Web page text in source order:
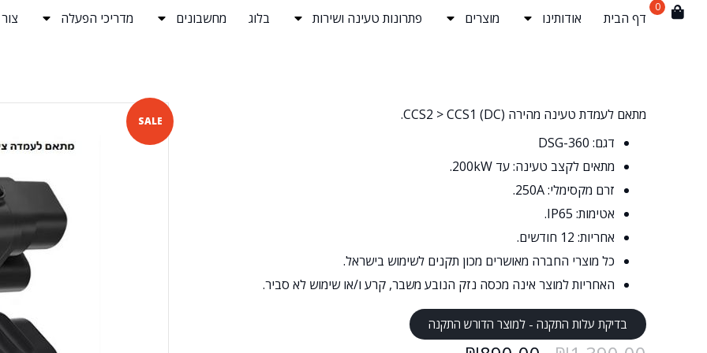
0
דף הבית אודותינו מוצרים פתרונות טעינה ושירות בלוג מחשבונים מדריכי הפעלה
מתאם לעמדת טעינה מהירה (DC) CCS2 > CCS1.
דגם: DSG-360
מתאים לקצב טעינה: עד 200kW.
זרם מקסימלי: 250A.
אטימות: IP65.
אחריות: 12 חודשים.
כל מוצרי החברה מאושרים מכון תקנים לשימוש בישראל.
האחריות למוצר אינה מכסה נזק הנובע משבר, קרע ו/או שימוש לא סביר.
בדיקת עלות התקנה - למוצר הדורש התקנה
SALE